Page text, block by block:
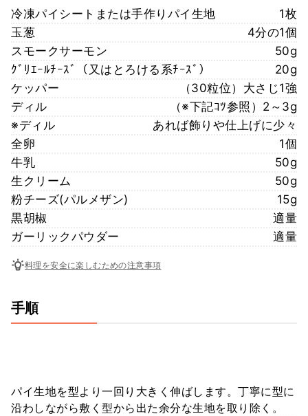
冷凍パイシートまたは手作りパイ生地
1枚
玉葱
4分の1個
スモークサーモン
50g
ｸﾞﾘｴｰﾙﾁｰｽﾞ（又はとろける系ﾁｰｽﾞ）
20g
ケッパー
（30粒位）大さじ1強
ディル
（※下記ｺﾂ参照）2～3g
※ディル
あれば飾りや仕上げに少々
全卵
1個
牛乳
50g
生クリーム
50g
粉チーズ(パルメザン)
15g
黒胡椒
適量
ガーリックパウダー
適量
料理を安全に楽しむための注意事項
手順
パイ生地を型より一回り大きく伸ばします。丁寧に型に
沿わしながら敷く型から出た余分な生地を取り除く。